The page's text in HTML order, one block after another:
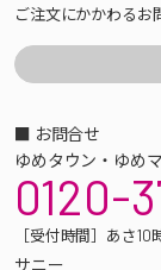
ご注文にかかわるお
■ お問合せ
ゆめタウン・ゆめ
0120-
［受付時間］あさ10
サニー